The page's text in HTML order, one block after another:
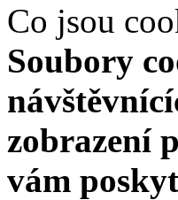
Co jsou
Soubory
zobrazení
vám